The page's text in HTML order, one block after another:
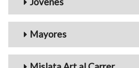
Mayores